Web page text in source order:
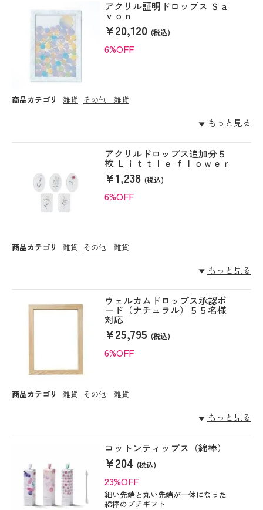
アクリル証明ドロップス Ｓａ
ｖｏｎ
¥20,120(税込)
6%OFF
商品カテゴリ 雑貨 その他 雑貨
もっと見る
アクリルドロップス追加分５
枚 Ｌｉｔｔｌｅ ｆｌｏｗｅｒ
¥1,238(税込)
6%OFF
商品カテゴリ 雑貨 その他 雑貨
もっと見る
ウェルカムドロップス承認ボ
ード（ナチュラル）５５名様
対応
¥25,795(税込)
6%OFF
商品カテゴリ 雑貨 その他 雑貨
もっと見る
コットンティップス（綿棒）
¥204(税込)
23%OFF
細い先端と丸い先端が一体になった
綿棒のプチギフト